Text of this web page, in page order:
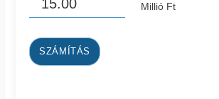
Millió Ft
SZÁMÍTÁS